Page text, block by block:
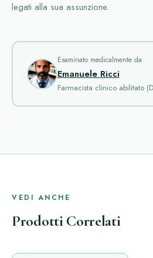
legati alla sua assunzione.
Esaminato medicalmente da
Emanuele Ricci
Farmacista clinico abilitato
VEDI ANCHE
Prodotti Correlati